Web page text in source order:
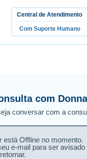
Central de Atendimento
Com Suporte Humano
com Donna
conversar com a
está Offline no momento.
e-mail para ser avisado